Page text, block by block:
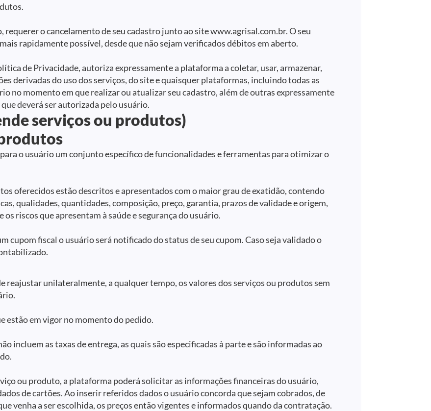
requerer o cancelamento de seu cadastro junto ao site www.agrisal.com.br. O seu
rapidamente possível, desde que não sejam verificados débitos em aberto.
de Privacidade, autoriza expressamente a plataforma a coletar, usar, armazenar,
derivadas do uso dos serviços, do site e quaisquer plataformas, incluindo todas as
no momento em que realizar ou atualizar seu cadastro, além de outras expressamente
deverá ser autorizada pelo usuário.
serviços ou produtos)
o usuário um conjunto específico de funcionalidades e ferramentas para otimizar o
oferecidos estão descritos e apresentados com o maior grau de exatidão, contendo
qualidades, quantidades, composição, preço, garantia, prazos de validade e origem,
riscos que apresentam à saúde e segurança do usuário.
cupom fiscal o usuário será notificado do status de seu cupom. Caso seja validado o
reajustar unilateralmente, a qualquer tempo, os valores dos serviços ou produtos sem
estão em vigor no momento do pedido.
incluem as taxas de entrega, as quais são especificadas à parte e são informadas ao
ou produto, a plataforma poderá solicitar as informações financeiras do usuário,
de cartões. Ao inserir referidos dados o usuário concorda que sejam cobrados, de
venha a ser escolhida, os preços então vigentes e informados quando da contratação.